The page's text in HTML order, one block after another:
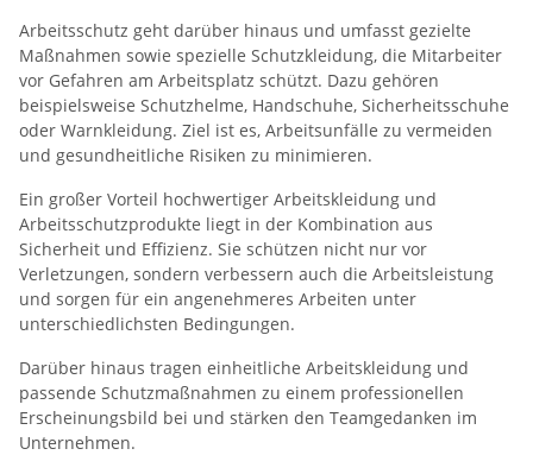
Arbeitsschutz geht darüber hinaus und umfasst gezielte
Maßnahmen sowie spezielle Schutzkleidung, die Mitarbeiter
vor Gefahren am Arbeitsplatz schützt. Dazu gehören
beispielsweise Schutzhelme, Handschuhe, Sicherheitsschuhe
oder Warnkleidung. Ziel ist es, Arbeitsunfälle zu vermeiden
und gesundheitliche Risiken zu minimieren.
Ein großer Vorteil hochwertiger Arbeitskleidung und
Arbeitsschutzprodukte liegt in der Kombination aus
Sicherheit und Effizienz. Sie schützen nicht nur vor
Verletzungen, sondern verbessern auch die Arbeitsleistung
und sorgen für ein angenehmeres Arbeiten unter
unterschiedlichsten Bedingungen.
Darüber hinaus tragen einheitliche Arbeitskleidung und
passende Schutzmaßnahmen zu einem professionellen
Erscheinungsbild bei und stärken den Teamgedanken im
Unternehmen.